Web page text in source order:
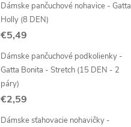
Dámske pančuchové nohavice - Gatta
Holly (8 DEN)
€5,49
Dámske pančuchové podkolienky -
Gatta Bonita - Stretch (15 DEN - 2
páry)
€2,59
Dámske sťahovacie nohavičky -